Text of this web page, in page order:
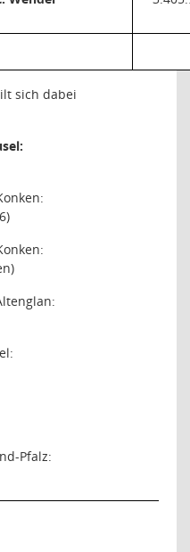
sich dabei
Pfalz: